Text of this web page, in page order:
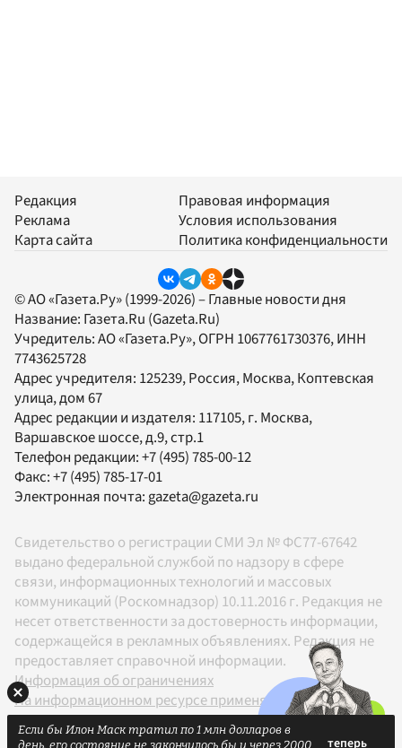
Редакция
Реклама
Карта сайта
Правовая информация
Условия использования
Политика конфиденциальности
© АО «Газета.Ру» (1999-2026) – Главные новости дня
Название: Газета.Ru (Gazeta.Ru)
Учредитель:АО «Газета.Ру», ОГРН 1067761730376, ИНН
7743625728
Адрес учредителя: 125239, Россия, Москва, Коптевская
улица, дом 67
Адрес редакции и издателя: 117105, г. Москва,
Варшавское шоссе, д.9, стр.1
Телефон редакции:+7 (495) 785-00-12
Факс:+7 (495) 785-17-01
Электронная почта:gazeta@gazeta.ru
Свидетельство о регистрации СМИ Эл № ФС77-67642
выдано федеральной службой по надзору в сфере
связи, информационных технологий и массовых
коммуникаций (Роскомнадзор) 10.11.2016 г. Редакция не
несет ответственности за достоверность информации,
содержащейся в рекламных объявлениях. Редакция не
предоставляет справочной информации.
Информация об ограничениях
На информационном ресурсе применяются
рекомендательные технологии в соответствии с
Правилами
Если бы Илон Маск тратил по 1 млн долларов в
день, его состояние не закончилось бы и через 2000